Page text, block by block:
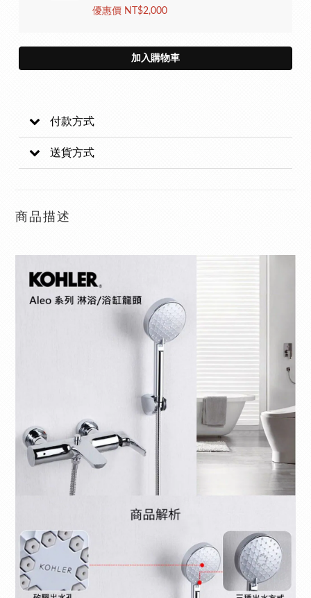
優惠價 NT$2,000
加入購物車
付款方式
送貨方式
商品描述